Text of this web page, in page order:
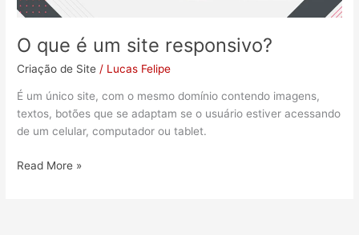
O que é um site responsivo?
Criação de Site / Lucas Felipe
É um único site, com o mesmo domínio contendo imagens,
textos, botões que se adaptam se o usuário estiver acessando
de um celular, computador ou tablet.
Read More »